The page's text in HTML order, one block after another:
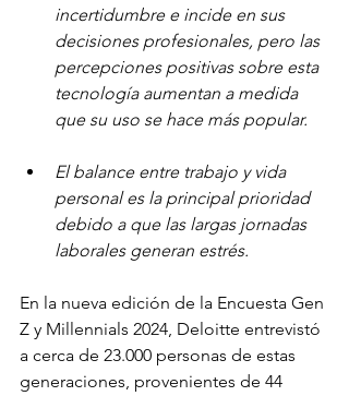
incertidumbre e incide en sus
decisiones profesionales, pero las
percepciones positivas sobre esta
tecnología aumentan a medida
que su uso se hace más popular.
El balance entre trabajo y vida
personal es la principal prioridad
debido a que las largas jornadas
laborales generan estrés.
En la nueva edición de la Encuesta Gen
Z y Millennials 2024, Deloitte entrevistó
a cerca de 23.000 personas de estas
generaciones, provenientes de 44